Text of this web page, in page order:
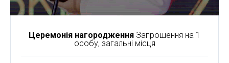
Церемонія нагородження Запрошення на 1
особу, загальні місця